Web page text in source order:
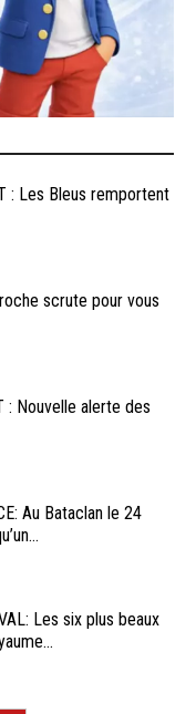
: Les Bleus remportent
scrute pour vous
: Nouvelle alerte des
Au Bataclan le 24
Les six plus beaux